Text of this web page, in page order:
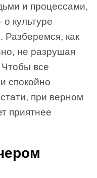
и процессами,
культуре
Разберемся, как
не разрушая
все
спокойно
при верном
приятнее